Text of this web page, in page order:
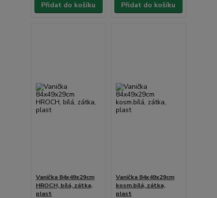
Přidat do košíku Přidat do košíku
Vanička 84x49x29cm
HROCH, bílá, zátka,
plast
Vanička 84x49x29cm
kosm.bílá, zátka,
plast